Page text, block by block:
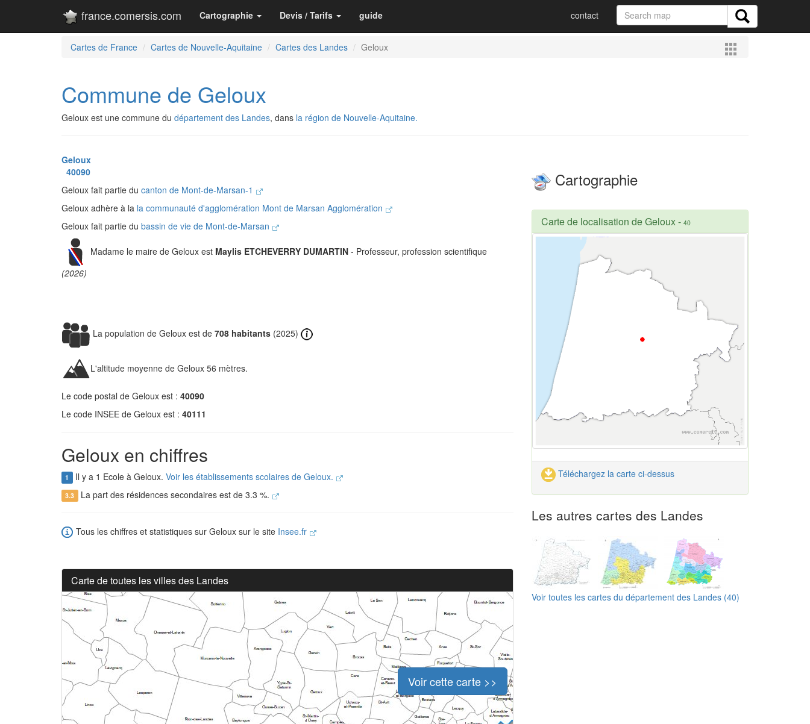
france.comersis.com Cartographie Devis / Tarifs guide contact
Cartes de France Cartes de Nouvelle-Aquitaine Cartes des Landes Geloux
Commune de Geloux
Geloux est une commune du département des Landes, dans la région de Nouvelle-Aquitaine.
Geloux
40090
Geloux fait partie du canton de Mont-de-Marsan-1
Geloux adhère à la la communauté d'agglomération Mont de Marsan Agglomération
Geloux fait partie du bassin de vie de Mont-de-Marsan
Madame le maire de Geloux est Maylis ETCHEVERRY DUMARTIN - Professeur, profession scientifique
(2026)
La population de Geloux est de 708 habitants (2025)
L'altitude moyenne de Geloux 56 mètres.
Le code postal de Geloux est : 40090
Le code INSEE de Geloux est : 40111
Geloux en chiffres
1 Il y a 1 Ecole à Geloux. Voir les établissements scolaires de Geloux.
3.3 La part des résidences secondaires est de 3.3 %.
Tous les chiffres et statistiques sur Geloux sur le site Insee.fr
Carte de toutes les villes des Landes
Voir cette carte >>
Cartographie
Carte de localisation de Geloux- 40
Téléchargez la carte ci-dessus
Les autres cartes des Landes
Voir toutes les cartes du département des Landes (40)